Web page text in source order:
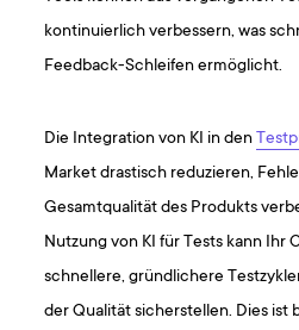
kontinuierlich verbessern, was
Feedback-Schleifen ermöglicht.
Die Integration von KI in den
Market drastisch reduzieren,
Gesamtqualität des Produkts
Nutzung von KI für Tests kann Ihr
schnellere, gründlichere
der Qualität sicherstellen. Dies ist